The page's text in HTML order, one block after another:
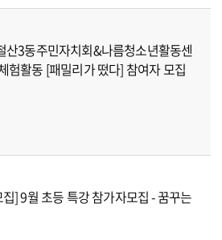
산3동주민자치회&나름청소년활동센
험활동 [패밀리가 떴다] 참여자 모집
] 9월 초등 특강 참가자모집 - 꿈꾸는